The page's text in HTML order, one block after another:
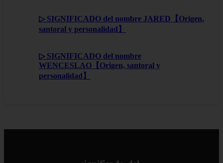
▷ SIGNIFICADO del nombre JARED【Origen,
santoral y personalidad】
▷ SIGNIFICADO del nombre
WENCESLAO【Origen, santoral y
personalidad】